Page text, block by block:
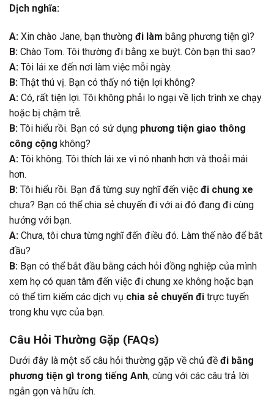
Dịch nghĩa:
A: Xin chào Jane, bạn thường đi làm bằng phương tiện gì?
B: Chào Tom. Tôi thường đi bằng xe buýt. Còn bạn thì sao?
A: Tôi lái xe đến nơi làm việc mỗi ngày.
B: Thật thú vị. Bạn có thấy nó tiện lợi không?
A: Có, rất tiện lợi. Tôi không phải lo ngại về lịch trình xe chạy
hoặc bị chậm trễ.
B: Tôi hiểu rồi. Bạn có sử dụng phương tiện giao thông
công cộng không?
A: Tôi không. Tôi thích lái xe vì nó nhanh hơn và thoải mái
hơn.
B: Tôi hiểu rồi. Bạn đã từng suy nghĩ đến việc đi chung xe
chưa? Bạn có thể chia sẻ chuyến đi với ai đó đang đi cùng
hướng với bạn.
A: Chưa, tôi chưa từng nghĩ đến điều đó. Làm thế nào để bắt
đầu?
B: Bạn có thể bắt đầu bằng cách hỏi đồng nghiệp của mình
xem họ có quan tâm đến việc đi chung xe không hoặc bạn
có thể tìm kiếm các dịch vụ chia sẻ chuyến đi trực tuyến
trong khu vực của bạn.
Câu Hỏi Thường Gặp (FAQs)
Dưới đây là một số câu hỏi thường gặp về chủ đề đi bằng
phương tiện gì trong tiếng Anh, cùng với các câu trả lời
ngắn gọn và hữu ích.